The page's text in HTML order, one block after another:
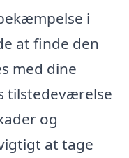
i
at finde den
med dine
tilstedeværelse
og
at tage